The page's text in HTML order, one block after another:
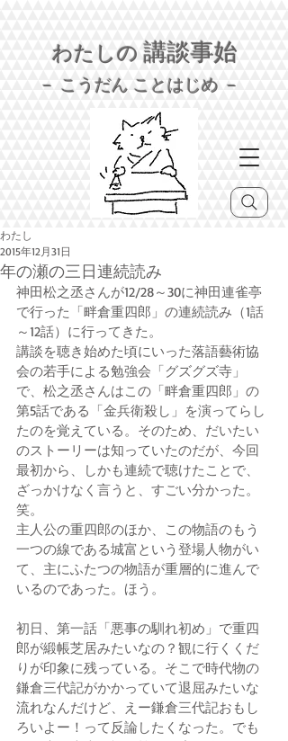
わたしの講談事始
－ こうだん ことはじめ －
年の瀬の三日連続読み
わたし
2015年12月31日
神田松之丞さんが12/28～30に神田連雀亭
で行った「畔倉重四郎」の連続読み（1話
～12話）に行ってきた。
講談を聴き始めた頃にいった落語藝術協
会の若手による勉強会「グズグズ寺」
で、松之丞さんはこの「畔倉重四郎」の
第5話である「金兵衛殺し」を演ってらし
たのを覚えている。そのため、だいたい
のストーリーは知っていたのだが、今回
最初から、しかも連続で聴けたことで、
ざっかけなく言うと、すごい分かった。
笑。
主人公の重四郎のほか、この物語のもう
一つの線である城富という登場人物がい
て、主にふたつの物語が重層的に進んで
いるのであった。ほう。
初日、第一話「悪事の馴れ初め」で重四
郎が緞帳芝居みたいなの？観に行くくだ
りが印象に残っている。そこで時代物の
鎌倉三代記がかかっていて退屈みたいな
流れなんだけど、えー鎌倉三代記おもし
ろいよー！って反論したくなった。でも